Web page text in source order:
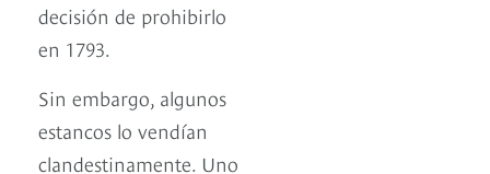
decisión de prohibirlo
en 1793.
Sin embargo, algunos
estancos lo vendían
clandestinamente. Uno